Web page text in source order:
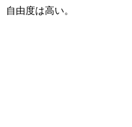
自由度は高い。